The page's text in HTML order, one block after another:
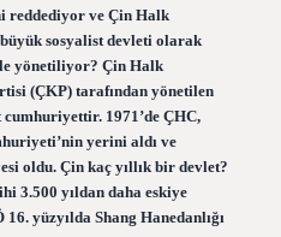
reddediyor ve Çin Halk
sosyalist devleti olarak
yönetiliyor? Çin Halk
(ÇKP) tarafından yönetilen
1971’de ÇHC,
yerini aldı ve
oldu. Çin kaç yıllık bir devlet?
3.500 yıldan daha eskiye
yüzyılda Shang Hanedanlığı